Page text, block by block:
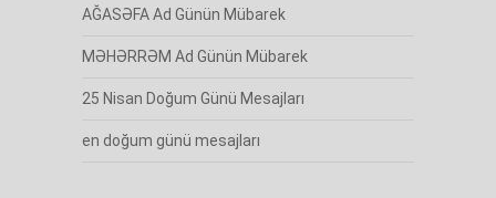
AĞASƏFA Ad Günün Mübarek
MƏHƏRRƏM Ad Günün Mübarek
25 Nisan Doğum Günü Mesajları
en doğum günü mesajları